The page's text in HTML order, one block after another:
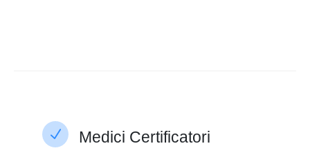
N Medici Certificatori